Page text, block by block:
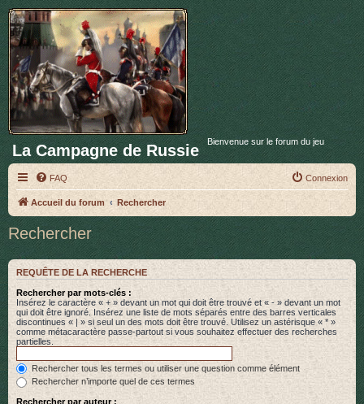
La Campagne de Russie Bienvenue sur le forum du jeu
FAQ Connexion
Accueil du forum Rechercher
Rechercher
REQUÊTE DE LA RECHERCHE
Rechercher par mots-clés :
Insérez le caractère « + » devant un mot qui doit être trouvé et « - » devant un mot
qui doit être ignoré. Insérez une liste de mots séparés entre des barres verticales
discontinues « | » si seul un des mots doit être trouvé. Utilisez un astérisque « * »
comme métacaractère passe-partout si vous souhaitez effectuer des recherches
partielles.
Rechercher tous les termes ou utiliser une question comme élément
Rechercher n’importe quel de ces termes
Rechercher par auteur :